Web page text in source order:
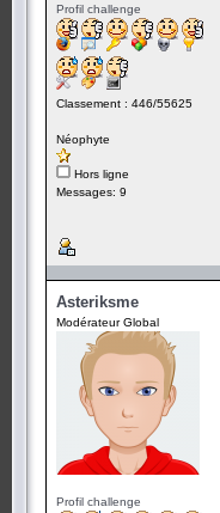
Profil challenge
Classement : 446/55625
Néophyte
Hors ligne
Messages: 9
Asteriksme
Modérateur Global
Profil challenge